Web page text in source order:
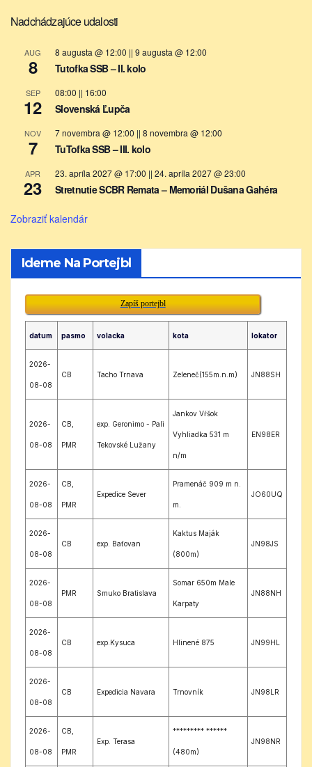
Nadchádzajúce udalosti
AUG
8
8 augusta @ 12:00 || 9 augusta @ 12:00
Tutofka SSB – II. kolo
SEP
12
08:00 || 16:00
Slovenská Ľupča
NOV
7
7 novembra @ 12:00 || 8 novembra @ 12:00
TuTofka SSB – III. kolo
APR
23
23. apríla 2027 @ 17:00 || 24. apríla 2027 @ 23:00
Stretnutie SCBR Remata – Memoriál Dušana Gahéra
Zobraziť kalendár
Ideme Na Portejbl
Zapíš portejbl
datum pasmo volacka kota lokator
2026-
08-08
CB Tacho Trnava Zeleneč(155m.n.m) JN88SH
2026-
08-08
CB,
PMR
exp. Geronimo - Pali
Tekovské Lužany
Jankov Vŕšok
Vyhliadka 531 m
n/m
EN98ER
2026-
08-08
CB,
PMR
Expedice Sever
Pramenáč 909 m n.
m.
JO60UQ
2026-
08-08
CB exp. Baťovan
Kaktus Maják
(800m)
JN98JS
2026-
08-08
PMR Smuko Bratislava
Somar 650m Male
Karpaty
JN88NH
2026-
08-08
CB exp.Kysuca Hlinené 875 JN99HL
2026-
08-08
CB Expedicia Navara Trnovník JN98LR
2026-
08-08
CB,
PMR
Exp. Terasa
********* ******
(480m)
JN98NR